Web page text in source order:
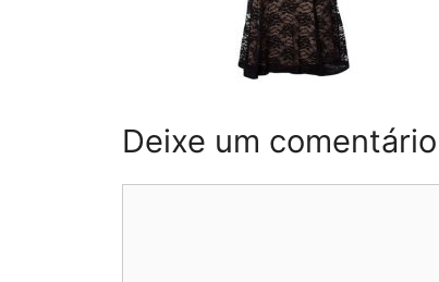
Deixe um comentário